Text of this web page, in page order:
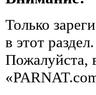
Только
в этот раздел.
Пожалуйста,